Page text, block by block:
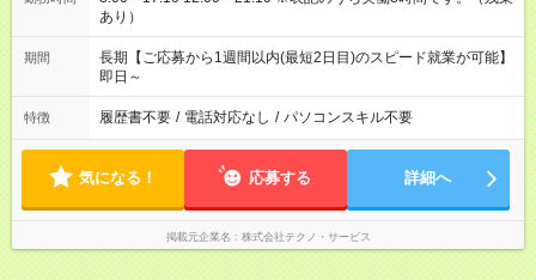
あり）
期間
長期【ご応募から1週間以内(最短2日目)のスピード就業が可能】
即日～
特徴 履歴書不要 / 電話対応なし / パソコンスキル不要
気になる！ 応募する 詳細へ
掲載元企業名 株式会社テクノ・サービス